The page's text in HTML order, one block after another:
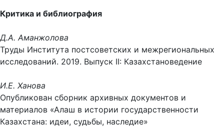
Критика и библиография
Д.А. Аманжолова
Труды Института постсоветских и межрегиональных
исследований. 2019. Выпуск II: Казахстановедение
И.Е. Ханова
Опубликован сборник архивных документов и
материалов «Алаш в истории государственности
Казахстана: идеи, судьбы, наследие»